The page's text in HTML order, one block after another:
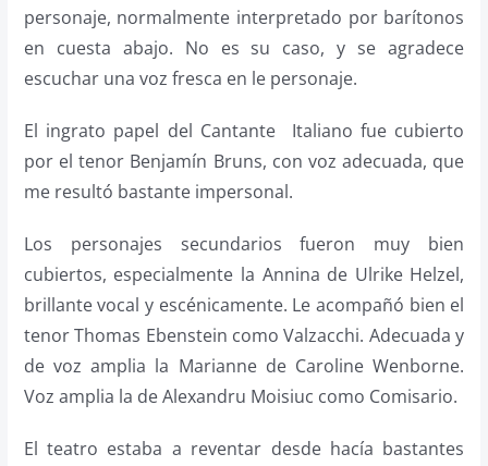
personaje, normalmente interpretado por barítonos
en cuesta abajo. No es su caso, y se agradece
escuchar una voz fresca en le personaje.
El ingrato papel del Cantante Italiano fue cubierto
por el tenor Benjamín Bruns, con voz adecuada, que
me resultó bastante impersonal.
Los personajes secundarios fueron muy bien
cubiertos, especialmente la Annina de Ulrike Helzel,
brillante vocal y escénicamente. Le acompañó bien el
tenor Thomas Ebenstein como Valzacchi. Adecuada y
de voz amplia la Marianne de Caroline Wenborne.
Voz amplia la de Alexandru Moisiuc como Comisario.
El teatro estaba a reventar desde hacía bastantes